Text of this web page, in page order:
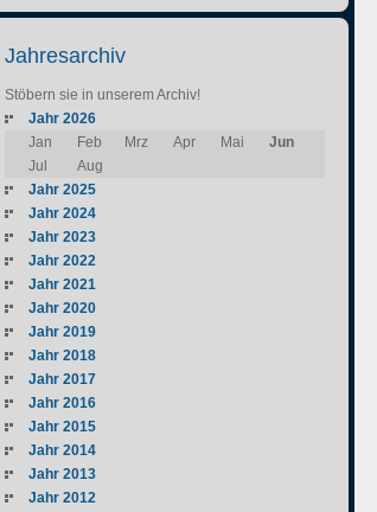
Jahresarchiv
Stöbern sie in unserem Archiv!
Jahr 2026
Jan
Feb Mrz Apr Mai
Jun
Jul
Aug
Jahr 2025
Jahr 2024
Jahr 2023
Jahr 2022
Jahr 2021
Jahr 2020
Jahr 2019
Jahr 2018
Jahr 2017
Jahr 2016
Jahr 2015
Jahr 2014
Jahr 2013
Jahr 2012